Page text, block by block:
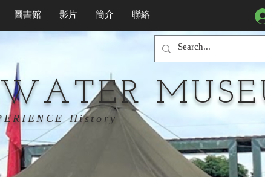
圖書館 影片 簡介 聯絡
History